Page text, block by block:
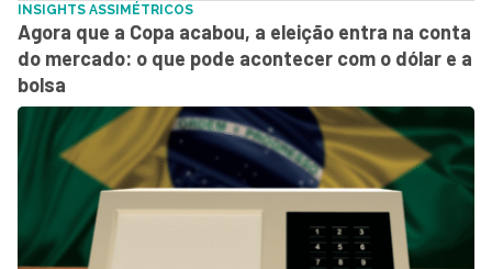
INSIGHTS ASSIMÉTRICOS
Agora que a Copa acabou, a eleição entra na conta
do mercado: o que pode acontecer com o dólar e a
bolsa